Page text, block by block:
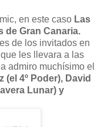
en este caso Las
de Gran Canaria.
de los invitados en
les llevara a las
admiro muchísimo el
(el 4º Poder), David
Lunar) y